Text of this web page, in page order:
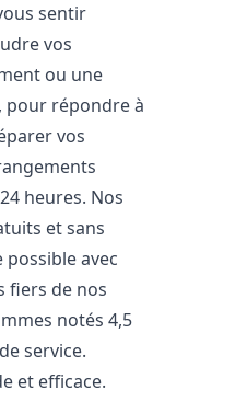
sentir
vos
ou une
pour répondre à
vos
heures. Nos
et sans
avec
fiers de nos
notés 4,5
service.
et efficace.